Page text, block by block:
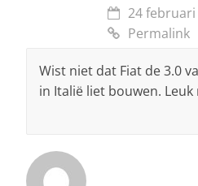
24 februari
Permalink
Wist niet dat Fiat de 3.0
in Italië liet bouwen. Leuk